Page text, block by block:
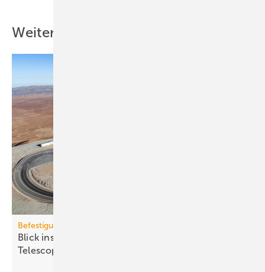
Weitere Inhalte
Befestigungstechnik
Blick ins All: fischer-Sys­te­me im Ex­treme­ly Large
Te­le­scope